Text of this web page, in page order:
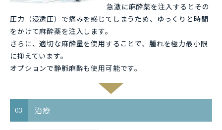
急激に麻酔薬を注入するとその
圧力（浸透圧）で痛みを感じてしまうため、ゆっくりと時間
をかけて麻酔薬を注入します。
さらに、適切な麻酔量を使用することで、腫れを極力最小限
に抑えています。
オプションで静脈麻酔も使用可能です。
03 治療